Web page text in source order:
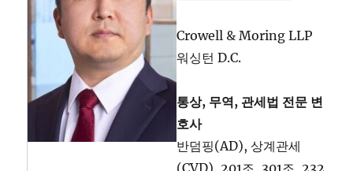
Crowell & Moring LLP
워싱턴 D.C.
통상, 무역, 관세법 전문 변
호사
반덤핑(AD), 상계관세
(CVD), 201조, 301조, 232